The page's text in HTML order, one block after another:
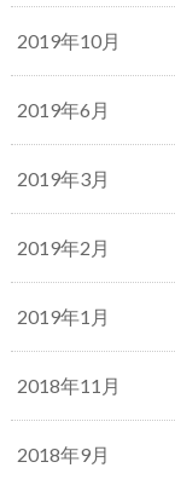
2019年10月
2019年6月
2019年3月
2019年2月
2019年1月
2018年11月
2018年9月